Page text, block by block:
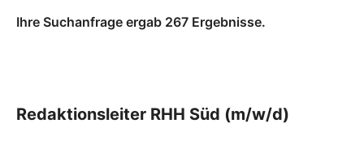
Ihre Suchanfrage ergab 267 Ergebnisse.
Redaktionsleiter RHH Süd (m/w/d)